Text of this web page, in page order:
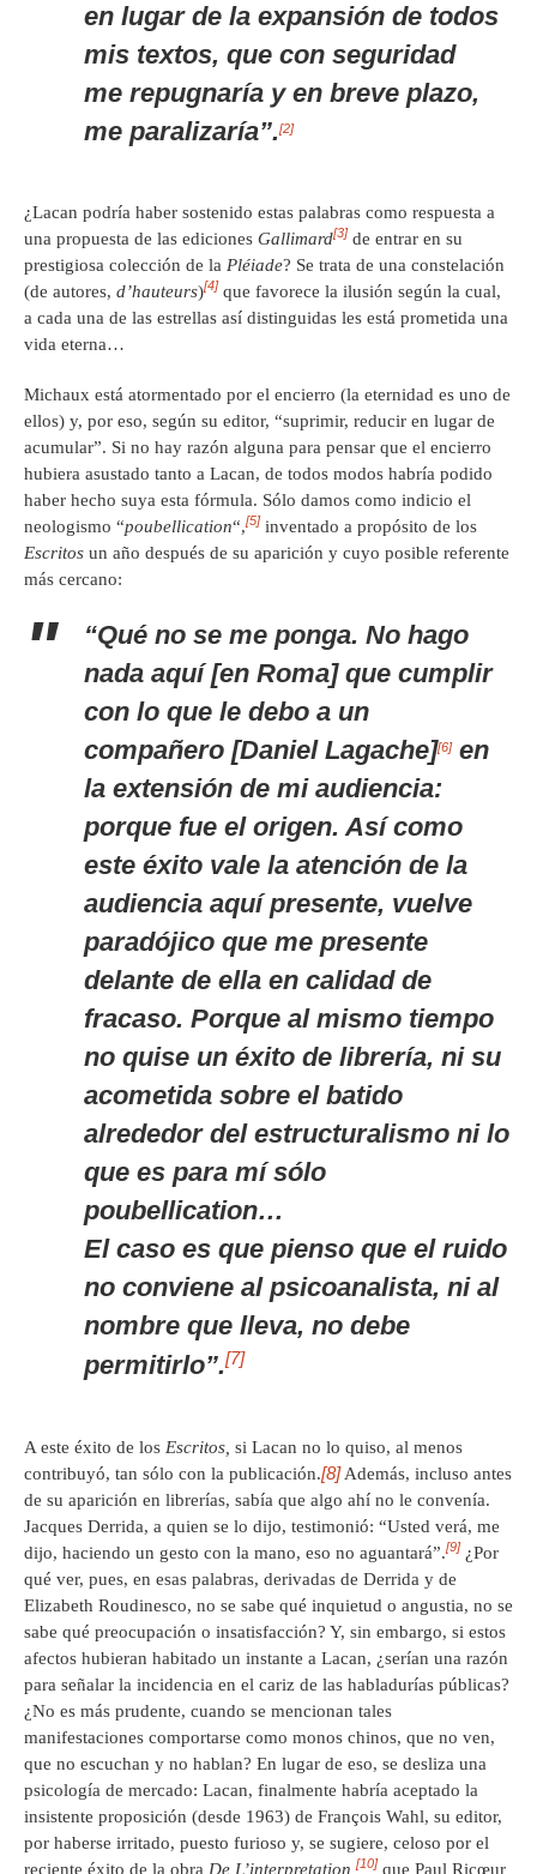
en lugar de la expansión de todos
mis textos, que con seguridad
me repugnaría y en breve plazo,
me paralizaría”.[2]
¿Lacan podría haber sostenido estas palabras como respuesta a
una propuesta de las ediciones Gallimard[3] de entrar en su
prestigiosa colección de la Pléiade? Se trata de una constelación
(de autores, d’hauteurs)[4] que favorece la ilusión según la cual,
a cada una de las estrellas así distinguidas les está prometida una
vida eterna…
Michaux está atormentado por el encierro (la eternidad es uno de
ellos) y, por eso, según su editor, “suprimir, reducir en lugar de
acumular”. Si no hay razón alguna para pensar que el encierro
hubiera asustado tanto a Lacan, de todos modos habría podido
haber hecho suya esta fórmula. Sólo damos como indicio el
neologismo “poubellication“,[5] inventado a propósito de los
Escritos un año después de su aparición y cuyo posible referente
más cercano:
“Qué no se me ponga. No hago
nada aquí [en Roma] que cumplir
con lo que le debo a un
compañero [Daniel Lagache][6]en
la extensión de mi audiencia:
porque fue el origen. Así como
este éxito vale la atención de la
audiencia aquí presente, vuelve
paradójico que me presente
delante de ella en calidad de
fracaso. Porque al mismo tiempo
no quise un éxito de librería, ni su
acometida sobre el batido
alrededor del estructuralismo ni lo
que es para mí sólo
poubellication…
El caso es que pienso que el ruido
no conviene al psicoanalista, ni al
nombre que lleva, no debe
permitirlo”.[7]
A este éxito de los Escritos, si Lacan no lo quiso, al menos
contribuyó, tan sólo con la publicación.[8]Además, incluso antes
de su aparición en librerías, sabía que algo ahí no le convenía.
Jacques Derrida, a quien se lo dijo, testimonió: “Usted verá, me
dijo, haciendo un gesto con la mano, eso no aguantará”.[9] ¿Por
qué ver, pues, en esas palabras, derivadas de Derrida y de
Elizabeth Roudinesco, no se sabe qué inquietud o angustia, no se
sabe qué preocupación o insatisfacción? Y, sin embargo, si estos
afectos hubieran habitado un instante a Lacan, ¿serían una razón
para señalar la incidencia en el cariz de las habladurías públicas?
¿No es más prudente, cuando se mencionan tales
manifestaciones comportarse como monos chinos, que no ven,
que no escuchan y no hablan? En lugar de eso, se desliza una
psicología de mercado: Lacan, finalmente habría aceptado la
insistente proposición (desde 1963) de François Wahl, su editor,
por haberse irritado, puesto furioso y, se sugiere, celoso por el
reciente éxito de la obra De L’interpretation,[10] que Paul Ricœur